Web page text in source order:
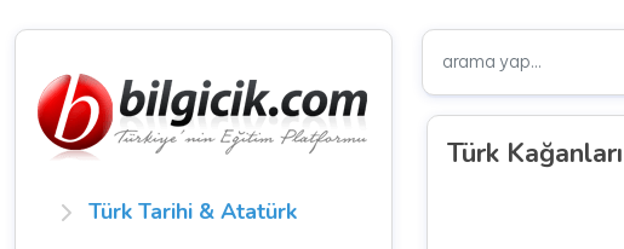
Türk Tarihi & Atatürk
Türk Kağanları